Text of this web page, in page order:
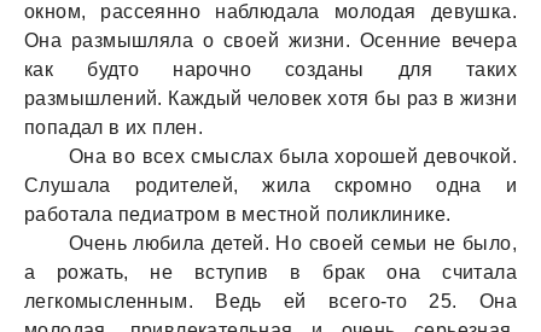
окном, рассеянно наблюдала молодая девушка.
Она размышляла о своей жизни. Осенние вечера
как будто нарочно созданы для таких
размышлений. Каждый человек хотя бы раз в жизни
попадал в их плен.
Она во всех смыслах была хорошей девочкой.
Слушала родителей, жила скромно одна и
работала педиатром в местной поликлинике.
Очень любила детей. Но своей семьи не было,
а рожать, не вступив в брак она считала
легкомысленным. Ведь ей всего-то 25. Она